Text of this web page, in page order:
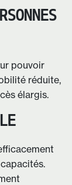
pouvoir
réduite,
élargis.